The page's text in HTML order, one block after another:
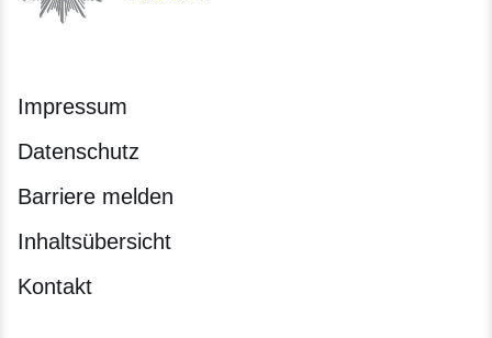
Polizei - Polizei.hessen.de
Impressum
Datenschutz
Barriere melden
Inhaltsübersicht
Kontakt